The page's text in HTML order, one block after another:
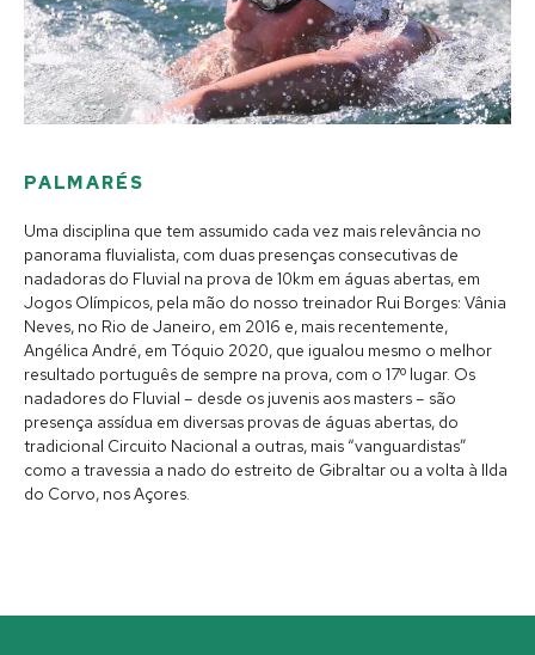
PALMARÉS
Uma disciplina que tem assumido cada vez mais relevância no
panorama fluvialista, com duas presenças consecutivas de
nadadoras do Fluvial na prova de 10km em águas abertas, em
Jogos Olímpicos, pela mão do nosso treinador Rui Borges: Vânia
Neves, no Rio de Janeiro, em 2016 e, mais recentemente,
Angélica André, em Tóquio 2020, que igualou mesmo o melhor
resultado português de sempre na prova, com o 17º lugar. Os
nadadores do Fluvial – desde os juvenis aos masters – são
presença assídua em diversas provas de águas abertas, do
tradicional Circuito Nacional a outras, mais “vanguardistas”
como a travessia a nado do estreito de Gibraltar ou a volta à Ilda
do Corvo, nos Açores.